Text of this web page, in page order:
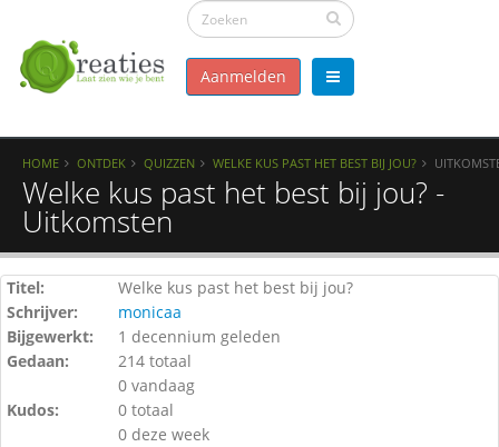
Aanmelden
HOME ONTDEK QUIZZEN WELKE KUS PAST HET BEST BIJ JOU?
Welke kus past het best bij jou? -
Uitkomsten
Titel:
Welke kus past het best bij jou?
Schrijver:
monicaa
Bijgewerkt:
1 decennium geleden
Gedaan:
214 totaal
0 vandaag
Kudos:
0 totaal
0 deze week